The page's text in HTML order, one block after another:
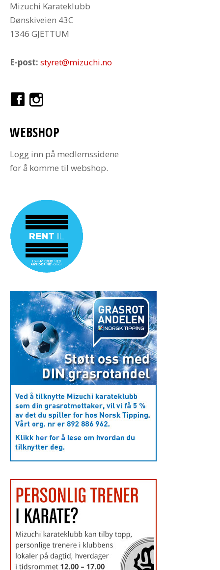
Mizuchi Karateklubb
Dønskiveien 43C
1346 GJETTUM
E-post: styret@mizuchi.no
WEBSHOP
Logg inn på medlemssidene
for å komme til webshop.